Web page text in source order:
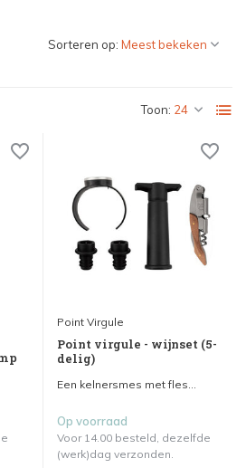
Toon:
Sorteren op:
Point Virgule
Point virgule - wijnset (5-
delig)
Een kelnersmes met fles...
Op voorraad
Voor 14.00 besteld, dezelfde
(werk)dag verzonden.